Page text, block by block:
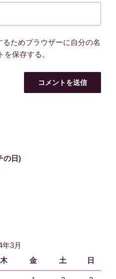
ためブラウザーに自分の名
保存する。
の日)
年3月
木 金 土 日